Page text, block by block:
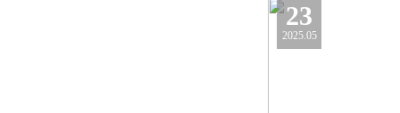
23
2025.05